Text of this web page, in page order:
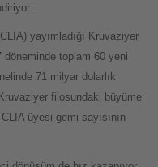
yayımladığı Kruvaziyer
döneminde toplam 60 yeni
71 milyar dolarlık
filosundaki büyüme
üyesi gemi sayısının